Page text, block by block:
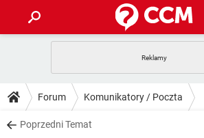
GRY WHATSAPP
SPOTIFY
PORADY
PlayStation TIKTOK
DO POBRANIA
Forum Komunikatory / Poczta
Poprzedni Temat